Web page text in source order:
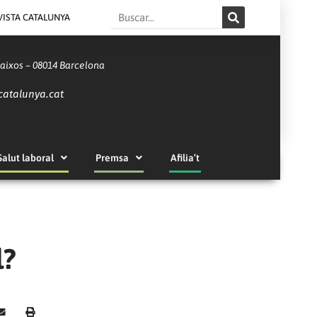
CATALUNYA Search
– 08014 Barcelona
laboral Premsa Afilia’t